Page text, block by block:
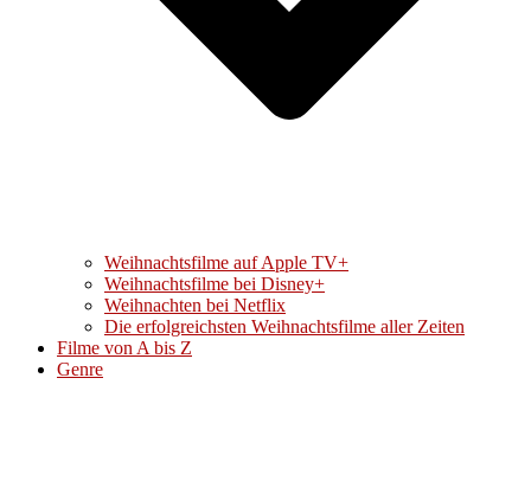
Weihnachtsfilme auf Apple TV+
Weihnachtsfilme bei Disney+
Weihnachten bei Netflix
Die erfolgreichsten Weihnachtsfilme aller Zeiten
Filme von A bis Z
Genre